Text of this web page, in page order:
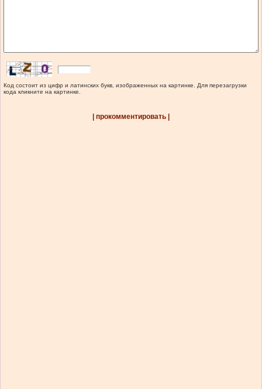
Код состоит из цифр и латинских букв, изображенных на картинке. Для перезагрузки
кода кликните на картинке.
| прокомментировать |